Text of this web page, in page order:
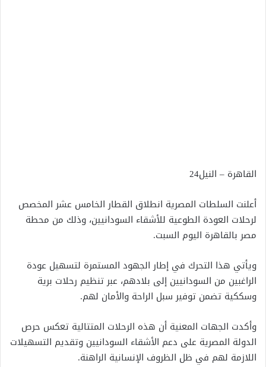
القاهرة – النيل24
أعلنت السلطات المصرية انطلاق القطار الخامس عشر المخصص
لرحلات العودة الطوعية للأشقاء السودانيين، وذلك من محطة
مصر بالقاهرة اليوم السبت.
ويأتي هذا التحرك في إطار الجهود المستمرة لتسهيل عودة
الراغبين من السودانيين إلى بلادهم، عبر تنظيم رحلات برية
وسككية تضمن توفير سبل الراحة والأمان لهم.
وأكدت الجهات المعنية أن هذه الرحلات المتتالية تعكس حرص
الدولة المصرية على دعم الأشقاء السودانيين وتقديم التسهيلات
اللازمة لهم في ظل الظروف الإنسانية الراهنة.